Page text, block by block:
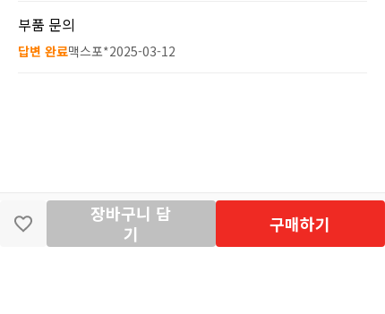
부품 문의
답변 완료맥스포*2025-03-12
장바구니 담
기
구매하기
딴지마켓이용약관개인정보처리방침
공지사항